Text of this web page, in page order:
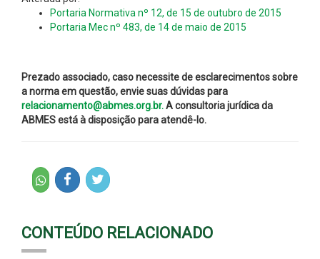
Portaria Normativa nº 12, de 15 de outubro de 2015
Portaria Mec nº 483, de 14 de maio de 2015
Prezado associado, caso necessite de esclarecimentos sobre
a norma em questão, envie suas dúvidas para
relacionamento@abmes.org.br.A consultoria jurídica da
ABMES está à disposição para atendê-lo.
CONTEÚDO RELACIONADO